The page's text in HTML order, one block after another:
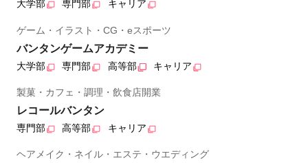
大学部 専門部 キャリア
ゲーム・イラスト・CG・eスポーツ
バンタンゲームアカデミー
大学部 専門部 高等部 キャリア
製菓・カフェ・調理・飲食店開業
レコールバンタン
専門部 高等部 キャリア
ヘアメイク・ネイル・エステ・ウエディング